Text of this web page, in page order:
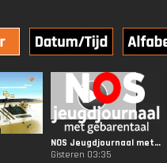
NOS Jeugdjournaal met Gebarentaal
Gisteren 03:35